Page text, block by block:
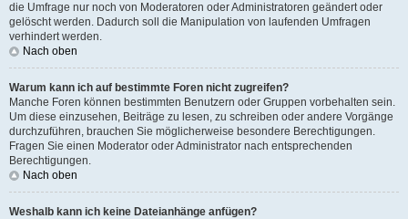
die Umfrage nur noch von Moderatoren oder Administratoren geändert oder
gelöscht werden. Dadurch soll die Manipulation von laufenden Umfragen
verhindert werden.
Nach oben
Warum kann ich auf bestimmte Foren nicht zugreifen?
Manche Foren können bestimmten Benutzern oder Gruppen vorbehalten sein.
Um diese einzusehen, Beiträge zu lesen, zu schreiben oder andere Vorgänge
durchzuführen, brauchen Sie möglicherweise besondere Berechtigungen.
Fragen Sie einen Moderator oder Administrator nach entsprechenden
Berechtigungen.
Nach oben
Weshalb kann ich keine Dateianhänge anfügen?